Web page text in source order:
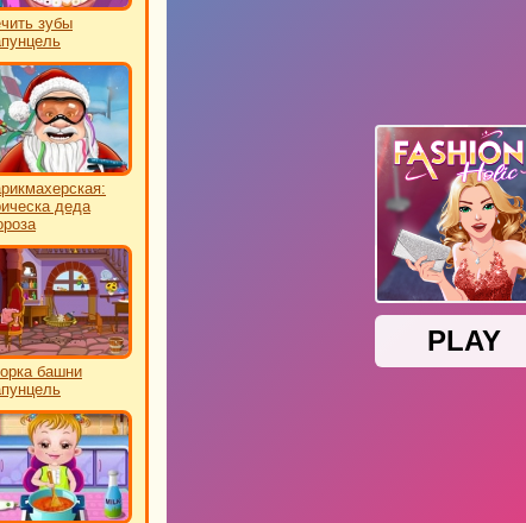
зубы
деда
башни